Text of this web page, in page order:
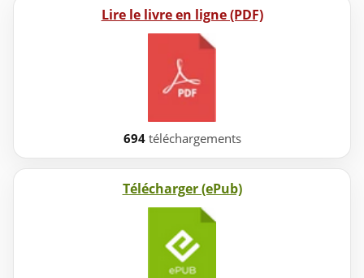
Lire le livre en ligne (PDF)
694téléchargements
Télécharger (ePub)